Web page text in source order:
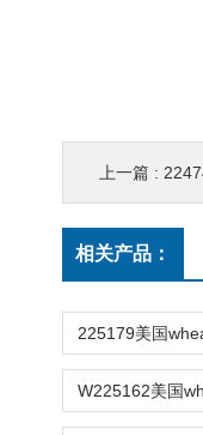
上一篇 :
相关产品：